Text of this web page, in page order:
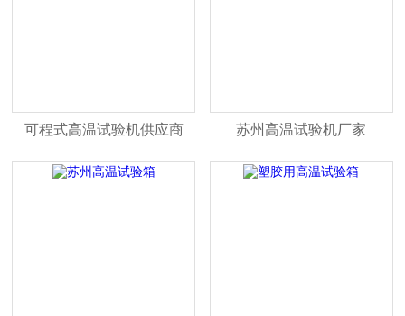
可程式高温试验机供应商 苏州高温试验机厂家